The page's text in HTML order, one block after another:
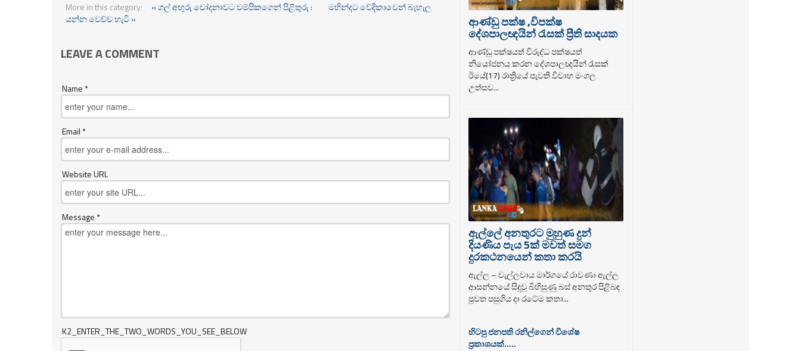
More in this category: « ගල් අඟුරු චෝදනාවට චම්පිකගෙන් පිළිතුරු :
මහින්දට වේදිකාවෙන් බැහැල
යන්න වෙච්ච හැටි »
LEAVE A COMMENT
Name *
Email *
Website URL
Message *
K2_ENTER_THE_TWO_WORDS_YOU_SEE_BELOW
ආණ්ඩු පක්ෂ ,විපක්ෂ
දේශපාලඥයින් රැසක් ප්‍රීති සාදයක
ආණ්ඩු පක්ෂයත් විරුද්ධ පක්ෂයත්
නියෝජනය කරන දේශපාලඥයින් රැසක්
ඊයේ(17) රාත්‍රියේ පැවති විවාහ මංගල
උත්සව...
ඇල්ලේ අනතුරට මුහුණ දුන්
දියණිය පැය 5ක් මවත් සමග
දුරකථනයෙන් කතා කරයි
ඇල්ල – වැල්ලවාය මාර්ගයේ රාවණා ඇල්ල
ආසන්නයේ සිදුවූ බිහිසුණු බස් අනතුර පිළිබඳ
පුවත පසුගිය දා රටේම කතා...
හිටපු ජනපති රනිල්ගෙන් විශේෂ
ප්‍රකාශයක්.....